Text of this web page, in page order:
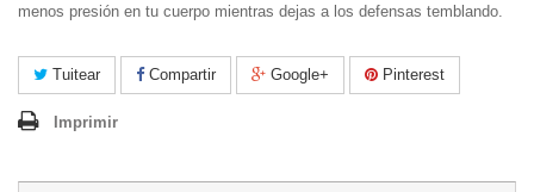
menos presión en tu cuerpo mientras dejas a los defensas temblando.
Tuitear Compartir Google+ Pinterest
Imprimir